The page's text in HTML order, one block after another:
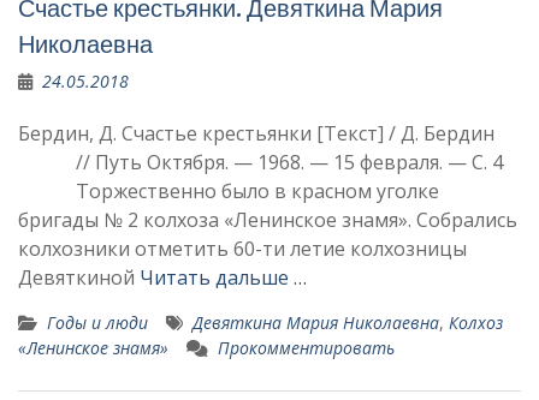
Счастье крестьянки. Девяткина Мария
Николаевна
24.05.2018
Бердин, Д. Счастье крестьянки [Текст] / Д. Бердин
// Путь Октября. — 1968. — 15 февраля. — С. 4
Торжественно было в красном уголке
бригады № 2 колхоза «Ленинское знамя». Собра­лись
колхозники отметить 60-ти летие колхозницы
Девяткиной Читать дальше …
Годы и люди Девяткина Мария Николаевна, Колхоз
«Ленинское знамя»
Прокомментировать